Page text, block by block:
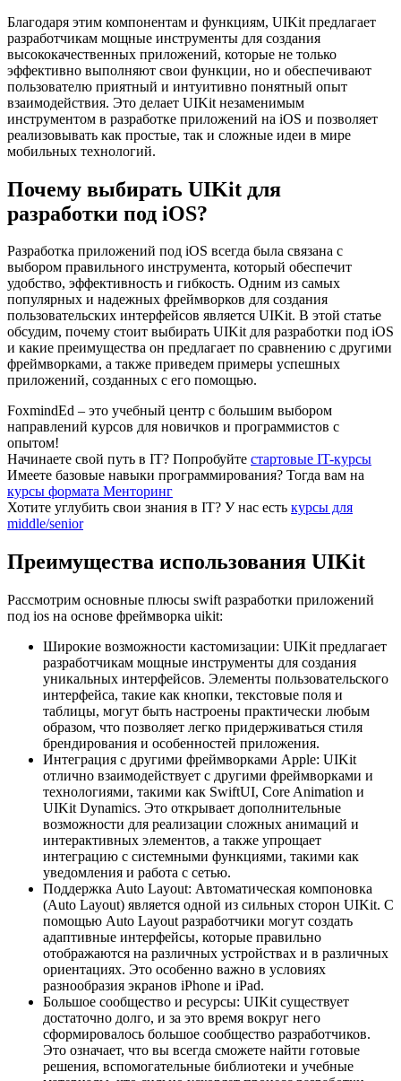
Благодаря этим компонентам и функциям, UIKit предлагает
разработчикам мощные инструменты для создания
высококачественных приложений, которые не только
эффективно выполняют свои функции, но и обеспечивают
пользователю приятный и интуитивно понятный опыт
взаимодействия. Это делает UIKit незаменимым
инструментом в разработке приложений на iOS и позволяет
реализовывать как простые, так и сложные идеи в мире
мобильных технологий.
Почему выбирать UIKit для
разработки под iOS?
Разработка приложений под iOS всегда была связана с
выбором правильного инструмента, который обеспечит
удобство, эффективность и гибкость. Одним из самых
популярных и надежных фреймворков для создания
пользовательских интерфейсов является UIKit. В этой статье
обсудим, почему стоит выбирать UIKit для разработки под iOS
и какие преимущества он предлагает по сравнению с другими
фреймворками, а также приведем примеры успешных
приложений, созданных с его помощью.
FoxmindEd – это учебный центр с большим выбором
направлений курсов для новичков и программистов с
опытом!
Начинаете свой путь в IТ? Попробуйте стартовые IT-курсы
Имеете базовые навыки программирования? Тогда вам на
курсы формата Менторинг
Хотите углубить свои знания в IТ? У нас есть курсы для
middle/senior
Преимущества использования UIKit
Рассмотрим основные плюсы swift разработки приложений
под ios на основе фреймворка uikit:
Широкие возможности кастомизации: UIKit предлагает
разработчикам мощные инструменты для создания
уникальных интерфейсов. Элементы пользовательского
интерфейса, такие как кнопки, текстовые поля и
таблицы, могут быть настроены практически любым
образом, что позволяет легко придерживаться стиля
брендирования и особенностей приложения.
Интеграция с другими фреймворками Apple: UIKit
отлично взаимодействует с другими фреймворками и
технологиями, такими как SwiftUI, Core Animation и
UIKit Dynamics. Это открывает дополнительные
возможности для реализации сложных анимаций и
интерактивных элементов, а также упрощает
интеграцию с системными функциями, такими как
уведомления и работа с сетью.
Поддержка Auto Layout: Автоматическая компоновка
(Auto Layout) является одной из сильных сторон UIKit. С
помощью Auto Layout разработчики могут создать
адаптивные интерфейсы, которые правильно
отображаются на различных устройствах и в различных
ориентациях. Это особенно важно в условиях
разнообразия экранов iPhone и iPad.
Большое сообщество и ресурсы: UIKit существует
достаточно долго, и за это время вокруг него
сформировалось большое сообщество разработчиков.
Это означает, что вы всегда сможете найти готовые
решения, вспомогательные библиотеки и учебные